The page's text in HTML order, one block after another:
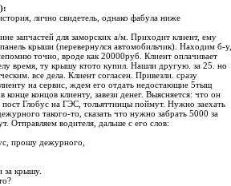
лично свидетель, однако фабула ниже
запчастей для заморских а/м. Приходит клиент, ему
крыши (перевернулся автомобильчик). Находим б-у,
точно, вроде как 20000руб. Клиент оплачивает
время, ту крышу ктото купил. Нашли другую. за 25. но
все дела. Клиент согласен. Привезли. сразу
на сервис, ждем его отдать недостающие 5тыщ
конце концов клиенту, завези денег. Выясняется: что он
Глобус на ГЭС, тольяттинцы поймут. Нужно заехать
такого-то, сказать что нужно забрать 5000 за
Отправляем водителя, дальше с его слов:
прошу дежурного,
за крышу.